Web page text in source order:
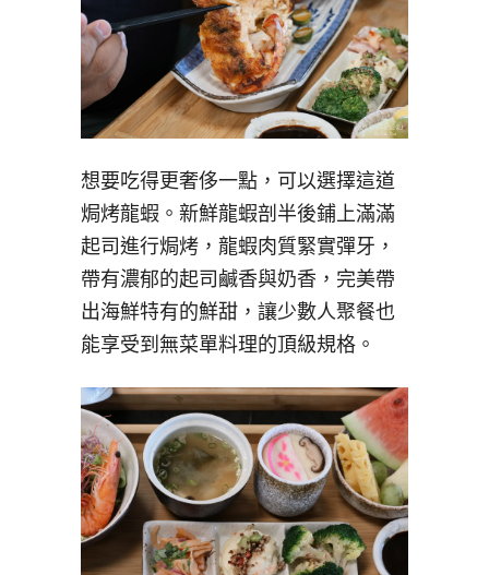
想要吃得更奢侈一點，可以選擇這道
焗烤龍蝦。新鮮龍蝦剖半後鋪上滿滿
起司進行焗烤，龍蝦肉質緊實彈牙，
帶有濃郁的起司鹹香與奶香，完美帶
出海鮮特有的鮮甜，讓少數人聚餐也
能享受到無菜單料理的頂級規格。